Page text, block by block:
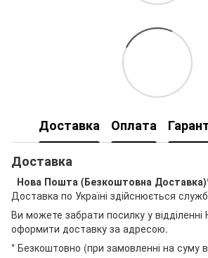
Доставка Оплата
Доставка
Нова Пошта (Безкоштовна
Доставка по Україні здійснюється
Ви можете забрати посилку у
оформити доставку за адресою.
* Безкоштовно (при замовленні на суму